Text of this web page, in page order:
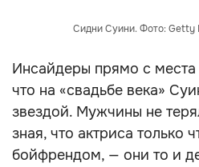
Сидни Суини. Фото: Getty
Инсайдеры прямо с
что на «свадьбе века»
звездой. Мужчины не
зная, что актриса только
бойфрендом, — они то и